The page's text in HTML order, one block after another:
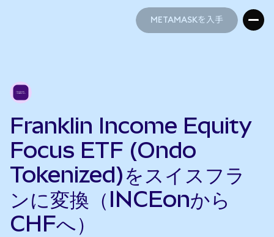
METAMASKを入手
Franklin Income Equity
Focus ETF (Ondo
Tokenized)をスイスフラ
ンに変換（INCEonから
CHFへ）